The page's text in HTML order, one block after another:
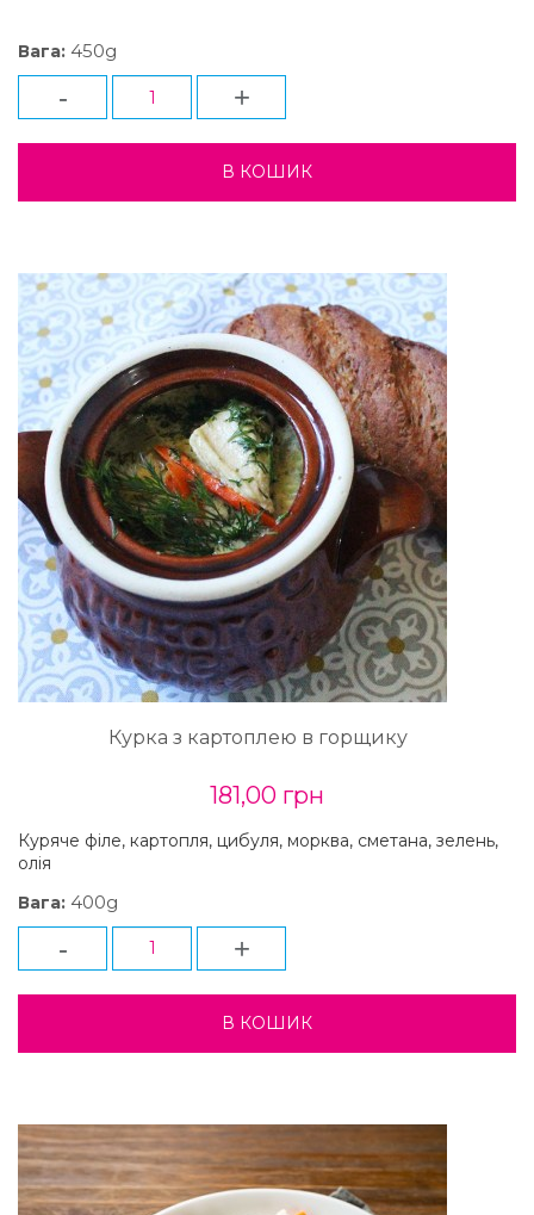
Вага: 450g
- +
Курка з картоплею в горщику
181,00 грн
Куряче філе, картопля, цибуля, морква, сметана, зелень,
олія
Вага: 400g
- +